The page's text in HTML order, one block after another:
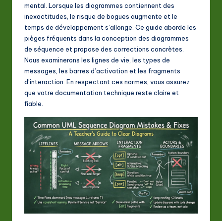
in
A
&
S
o
ft
mental. Lorsque les diagrammes contiennent des
inexactitudes, le risque de bogues augmente et le
temps de développement s’allonge. Ce guide aborde les
pièges fréquents dans la conception des diagrammes
de séquence et propose des corrections concrètes.
Nous examinerons les lignes de vie, les types de
messages, les barres d’activation et les fragments
d’interaction. En respectant ces normes, vous assurez
que votre documentation technique reste claire et
fiable.